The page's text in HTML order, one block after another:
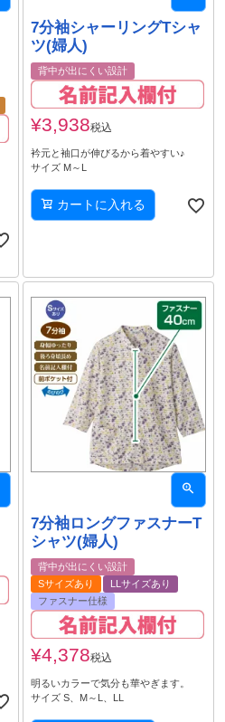
7分袖シャーリングTシャ
ツ(婦人)
背中が出にくい設計
¥3,938税込
衿元と袖口が伸びるから着やすい♪
サイズ M～L
カートに入れる
7分袖ロングファスナーT
シャツ(婦人)
背中が出にくい設計
Sサイズあり
LLサイズあり
ファスナー仕様
¥4,378税込
明るいカラーで気分も華やぎます。
サイズ S、M～L、LL